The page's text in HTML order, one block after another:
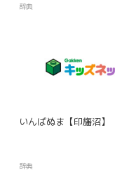
辞典
いんばぬま【印旛沼】
辞典